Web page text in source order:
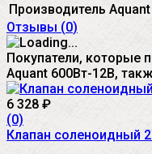
Производитель Aquant
Отзывы (0)
Покупатели, которые
Aquant 600Вт-12В,
6 328 ₽
(0)
Клапан соленоидный